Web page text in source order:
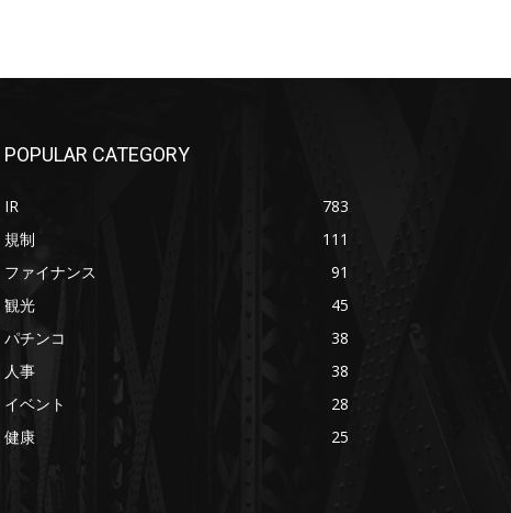
POPULAR CATEGORY
IR
783
規制
111
ファイナンス
91
観光
45
パチンコ
38
人事
38
イベント
28
健康
25